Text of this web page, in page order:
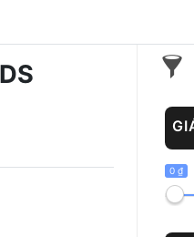
0 ₫